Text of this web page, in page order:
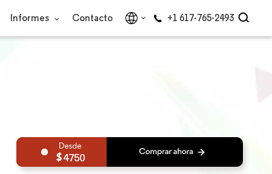
Informes Contacto +1 617-765-2493
4750